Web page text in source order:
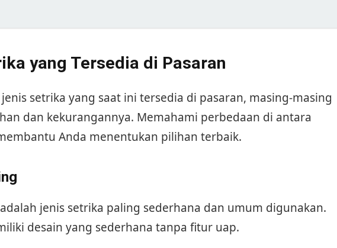
yang Tersedia di Pasaran
setrika yang saat ini tersedia di pasaran, masing-masing
dan kekurangannya. Memahami perbedaan di antara
Anda menentukan pilihan terbaik.
jenis setrika paling sederhana dan umum digunakan.
desain yang sederhana tanpa fitur uap.